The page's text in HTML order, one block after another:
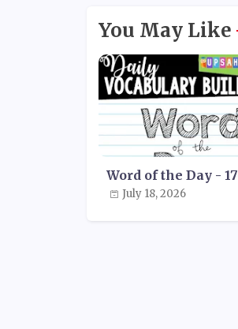
You May Like
Word of the Day -
July 18, 2026